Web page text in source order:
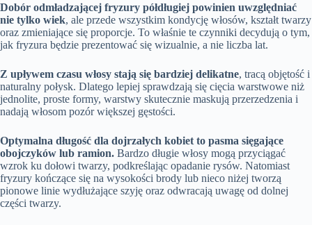
Dobór odmładzającej fryzury półdługiej powinien uwzględniać
nie tylko wiek, ale przede wszystkim kondycję włosów, kształt twarzy
oraz zmieniające się proporcje. To właśnie te czynniki decydują o tym,
jak fryzura będzie prezentować się wizualnie, a nie liczba lat.
Z upływem czasu włosy stają się bardziej delikatne, tracą objętość i
naturalny połysk. Dlatego lepiej sprawdzają się cięcia warstwowe niż
jednolite, proste formy, warstwy skutecznie maskują przerzedzenia i
nadają włosom pozór większej gęstości.
Optymalna długość dla dojrzałych kobiet to pasma sięgające
obojczyków lub ramion. Bardzo długie włosy mogą przyciągać
wzrok ku dołowi twarzy, podkreślając opadanie rysów. Natomiast
fryzury kończące się na wysokości brody lub nieco niżej tworzą
pionowe linie wydłużające szyję oraz odwracają uwagę od dolnej
części twarzy.